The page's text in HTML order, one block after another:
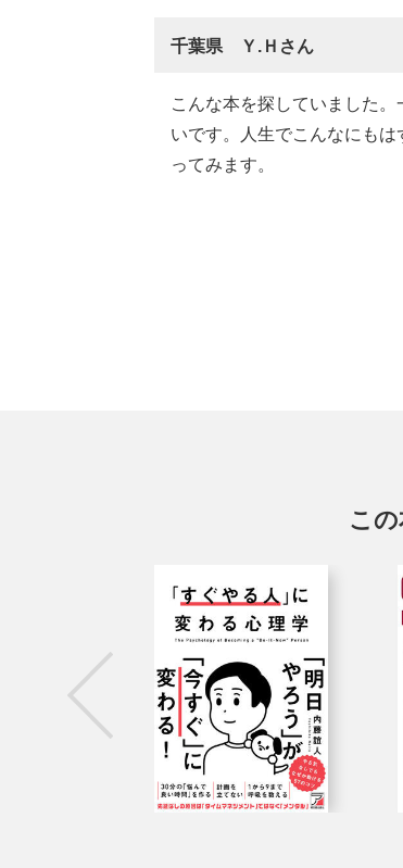
千葉県 Ｙ.Ｈさん
こんな本を探していました
いです。人生でこんなにも
ってみます。
こ